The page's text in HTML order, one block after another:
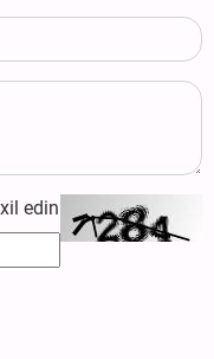
edin